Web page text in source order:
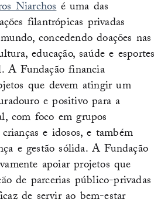
Niarchosé uma das
filantrópicas privadas
concedendo doações nas
educação, saúde e esportes
A Fundação financia
que devem atingir um
e positivo para a
com foco em grupos
e idosos, e também
e gestão sólida. A Fundação
apoiar projetos que
de parcerias público-privadas
de servir ao bem-estar